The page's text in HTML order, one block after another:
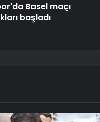
Basel maçı
başladı